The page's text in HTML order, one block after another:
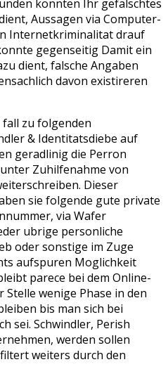
konnten Ihr gefalschtes
Aussagen via Computer-
Internetkriminalitat drauf
gegenseitig Damit ein
dient, falsche Angaben
davon existireren
fall zu folgenden
& Identitatsdiebe auf
geradlinig die Perron
Zuhilfenahme von
Dieser
sie folgende gute private
via Wafer
ubrige personliche
oder sonstige im Zuge
aufspuren Moglichkeit
parece bei dem Online-
wenige Phase in den
bis man sich bei
sei. Schwindler, Perish
werden sollen
weiters durch den